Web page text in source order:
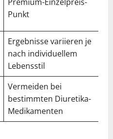
Punkt
Ergebnisse variieren je
nach individuellem
Lebensstil
Vermeiden bei
bestimmten Diuretika-
Medikamenten